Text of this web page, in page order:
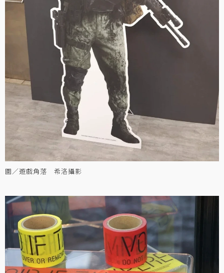
圖／遊戲角落 希洛攝影